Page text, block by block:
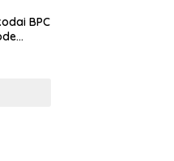
BPC